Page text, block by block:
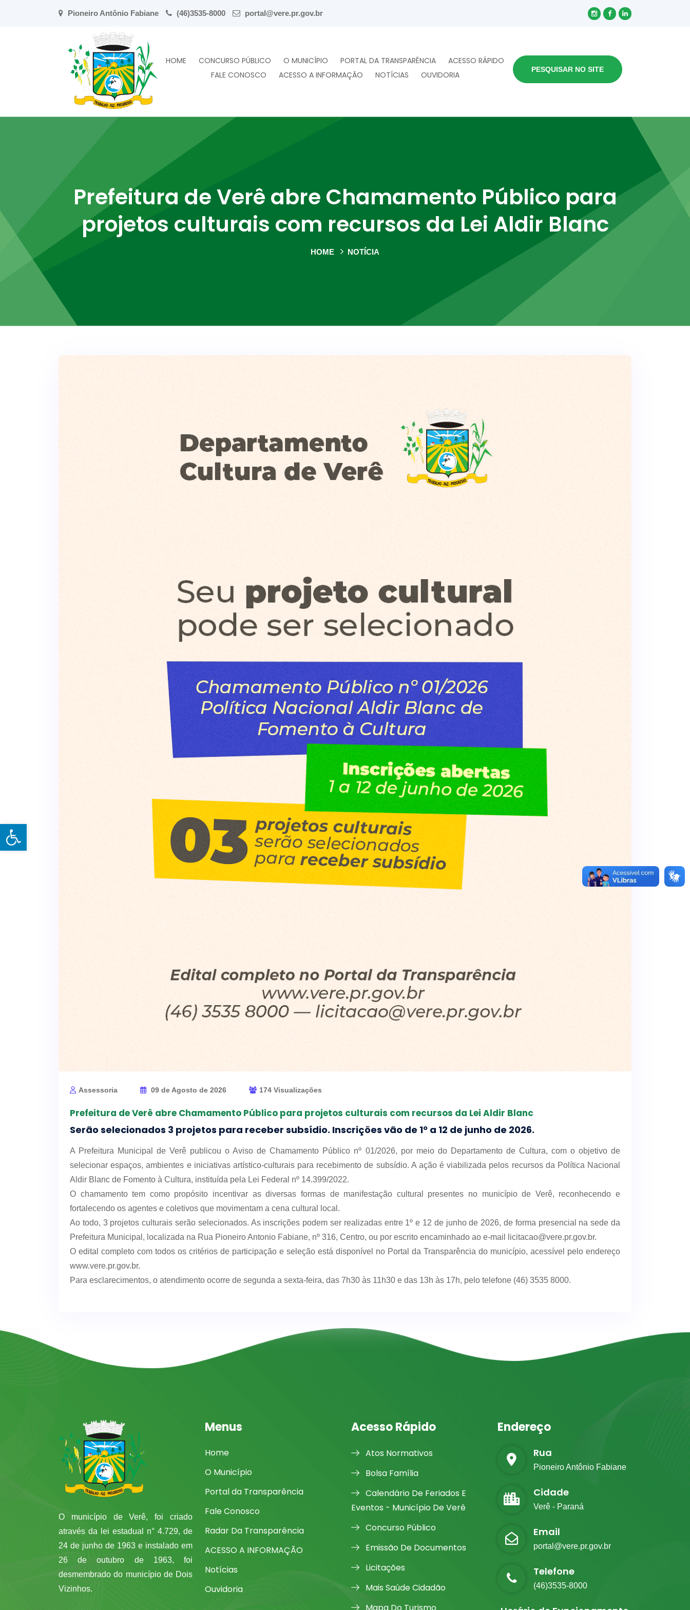
Open toolbar
Pioneiro Antônio Fabiane (46)3535-8000 portal@vere.pr.gov.br
HOME CONCURSO PÚBLICO O MUNICÍPIO PORTAL DA TRANSPARÊNCIA
ACESSO RÁPIDO
FALE CONOSCO
ACESSO A INFORMAÇÃO NOTÍCIAS OUVIDORIA
PESQUISAR NO SITE
Prefeitura de Verê abre Chamamento Público para
projetos culturais com recursos da Lei Aldir Blanc
HOME NOTÍCIA
Assessoria 09 de Agosto de 2026 174 Visualizações
Prefeitura de Verê abre Chamamento Público para projetos culturais com recursos da Lei Aldir Blanc
Serão selecionados 3 projetos para receber subsídio. Inscrições vão de 1º a 12 de junho de 2026.
A Prefeitura Municipal de Verê publicou o Aviso de Chamamento Público nº 01/2026, por meio do Departamento de Cultura, com o objetivo de
selecionar espaços, ambientes e iniciativas artístico-culturais para recebimento de subsídio. A ação é viabilizada pelos recursos da Política Nacional
Aldir Blanc de Fomento à Cultura, instituída pela Lei Federal nº 14.399/2022.
O chamamento tem como propósito incentivar as diversas formas de manifestação cultural presentes no município de Verê, reconhecendo e
fortalecendo os agentes e coletivos que movimentam a cena cultural local.
Ao todo, 3 projetos culturais serão selecionados. As inscrições podem ser realizadas entre 1º e 12 de junho de 2026, de forma presencial na sede da
Prefeitura Municipal, localizada na Rua Pioneiro Antonio Fabiane, nº 316, Centro, ou por escrito encaminhado ao e-mail licitacao@vere.pr.gov.br.
O edital completo com todos os critérios de participação e seleção está disponível no Portal da Transparência do município, acessível pelo endereço
www.vere.pr.gov.br.
Para esclarecimentos, o atendimento ocorre de segunda a sexta-feira, das 7h30 às 11h30 e das 13h às 17h, pelo telefone (46) 3535 8000.
O município de Verê, foi criado
através da lei estadual n° 4.729, de
24 de junho de 1963 e instalado em
26 de outubro de 1963, foi
desmembrado do município de Dois
Vizinhos.
Menus
Home
O Município
Portal da Transparência
Fale Conosco
Radar Da Transparência
ACESSO A INFORMAÇÃO
Notícias
Ouvidoria
Acesso Rápido
Atos Normativos
Bolsa Família
Calendário De Feriados E
Eventos - Município De Verê
Concurso Público
Emissão De Documentos
Licitações
Mais Saúde Cidadão
Endereço
Rua
Pioneiro Antônio Fabiane
Cidade
Verê - Paraná
Email
portal@vere.pr.gov.br
Telefone
(46)3535-8000